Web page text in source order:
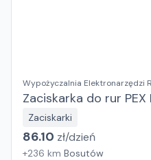
Wypożyczalnia Elektronarzędzi
Zaciskarka do rur PEX
Zaciskarki
86.10 zł/dzień
+236 km Bosutów